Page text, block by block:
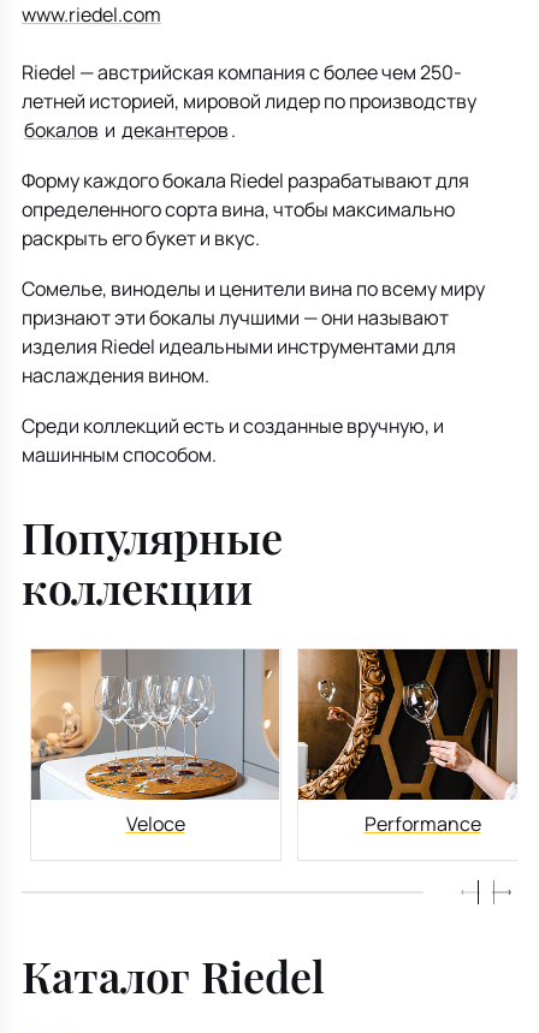
Все для кухни
Детская посуда
Пепельницы
Декоративные блюда
Душевая зона
Мебель для ванной
Аксессуары для ванной
Полотенцесушители, Радиаторы
Чехлы на подушку
Подушки-вкладыши
Мебель для хранения
Декор дома
Терраса и балкон
www.riedel.com
Riedel — австрийская компания с более чем 250-
летней историей, мировой лидер по производству
бокалов и декантеров.
Форму каждого бокала Riedel разрабатывают для
определенного сорта вина, чтобы максимально
раскрыть его букет и вкус.
Сомелье, виноделы и ценители вина по всему миру
признают эти бокалы лучшими — они называют
изделия Riedel идеальными инструментами для
наслаждения вином.
Среди коллекций есть и созданные вручную, и
машинным способом.
Популярные
коллекции
Veloce Performance
Каталог Riedel